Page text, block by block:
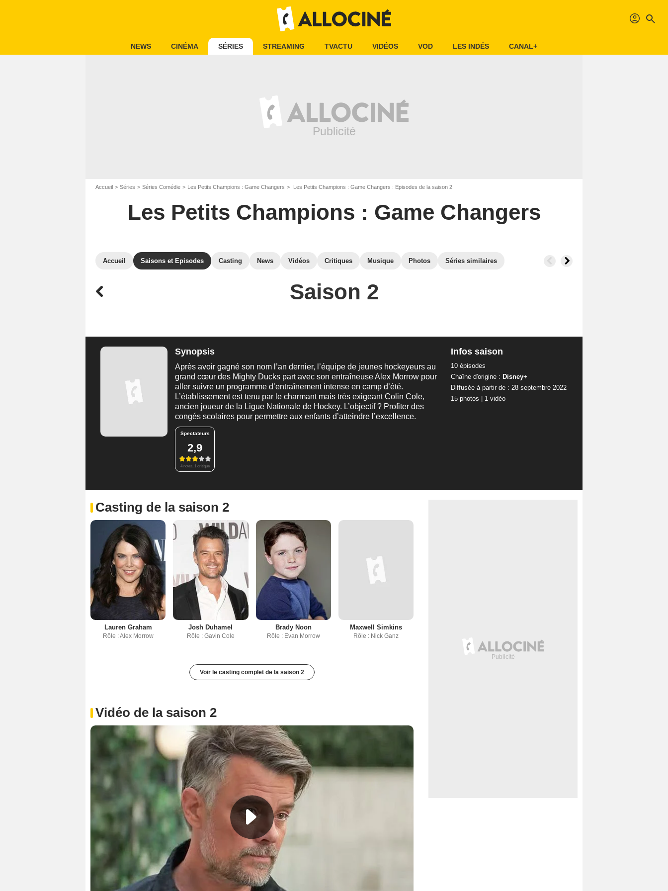
profil search
NEWS CINÉMA SÉRIES STREAMING TVACTU VIDÉOS VOD LES INDÉS CANAL+
Accueil Séries Séries Comédie Les Petits Champions : Game Changers Les Petits Champions : Game Changers : Episodes de la saison 2
Les Petits Champions : Game Changers
Accueil Saisons et Episodes Casting News Vidéos Critiques Musique Photos Séries similaires
Saison 2
Synopsis
Après avoir gagné son nom l’an dernier, l’équipe de jeunes hockeyeurs au
grand cœur des Mighty Ducks part avec son entraîneuse Alex Morrow pour
aller suivre un programme d’entraînement intense en camp d’été.
L’établissement est tenu par le charmant mais très exigeant Colin Cole,
ancien joueur de la Ligue Nationale de Hockey. L’objectif ? Profiter des
congés scolaires pour permettre aux enfants d’atteindre l’excellence.
Spectateurs
2,9
4 notes, 1 critique
Infos saison
10 épisodes
Chaîne d'origine : Disney+
Diffusée à partir de : 28 septembre 2022
15 photos
1 vidéo
Casting de la saison 2
Lauren Graham
Rôle : Alex Morrow
Josh Duhamel
Rôle : Gavin Cole
Brady Noon
Rôle : Evan Morrow
Maxwell Simkins
Rôle : Nick Ganz
Voir le casting complet de la saison 2
Vidéo de la saison 2